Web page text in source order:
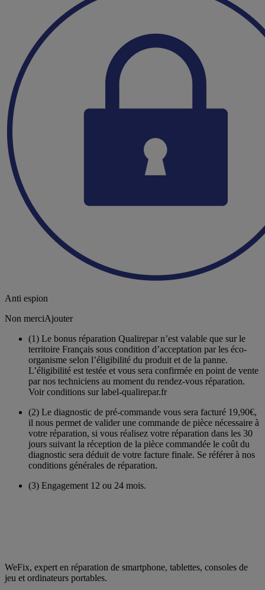
Anti espion
Non merciAjouter
(1) Le bonus réparation Qualirepar n’est valable que sur le
territoire Français sous condition d’acceptation par les éco-
organisme selon l’éligibilité du produit et de la panne.
L’éligibilité est testée et vous sera confirmée en point de vente
par nos techniciens au moment du rendez-vous réparation.
Voir conditions sur label-qualirepar.fr
(2) Le diagnostic de pré-commande vous sera facturé 19,90€,
il nous permet de valider une commande de pièce nécessaire à
votre réparation, si vous réalisez votre réparation dans les 30
jours suivant la réception de la pièce commandée le coût du
diagnostic sera déduit de votre facture finale. Se référer à nos
conditions générales de réparation.
(3) Engagement 12 ou 24 mois.
WeFix, expert en réparation de smartphone, tablettes, consoles de
jeu et ordinateurs portables.